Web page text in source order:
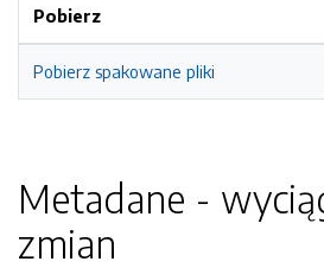
Pobierz
Pobierz spakowane pliki
Metadane -
zmian